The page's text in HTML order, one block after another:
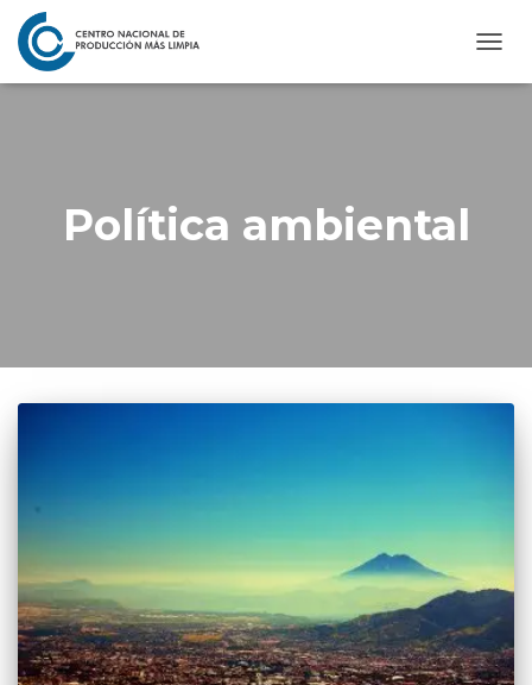
Política ambiental